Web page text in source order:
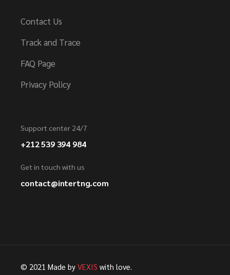
Contact Us
Track and Trace
FAQ Page
Privacy Policy
Support center 24/7
+212 539 394 984
Get in touch with us
contact@intertng.com
© 2021 Made by VEXIS with love.